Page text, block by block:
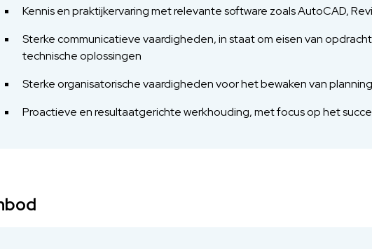
Kennis en praktijkervaring met relevante software zoals AutoCAD,
Sterke communicatieve vaardigheden, in staat om eisen van
technische oplossingen
Sterke organisatorische vaardigheden voor het bewaken van
Proactieve en resultaatgerichte werkhouding, met focus op het